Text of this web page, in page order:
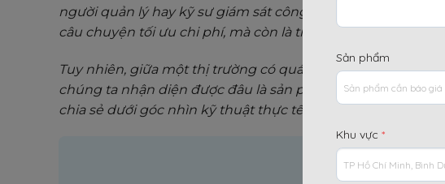
người quản lý hay kỹ sư giám sát công trình, việc lựa chọn
câu chuyện tối ưu chi phí, mà còn là trách nhiệm đối với
Tuy nhiên, giữa một thị trường có quá nhiều đơn vị sản
chúng ta nhận diện được đâu là sản phẩm đạt chuẩn bằng
chia sẻ dưới góc nhìn kỹ thuật thực tế để bạn dễ dàng
Nội dung
Sản phẩm
Khu vực *